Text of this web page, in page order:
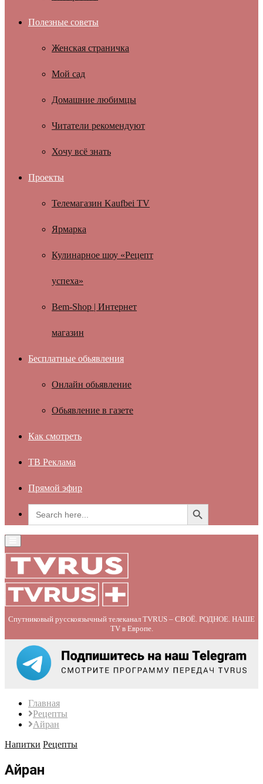
Полезные советы
Женская страничка
Мой сад
Домашние любимцы
Читатели рекомендуют
Хочу всё знать
Проекты
Телемагазин Kaufbei TV
Ярмарка
Кулинарное шоу «Рецепт
успеха»
Bem-Shop | Интернет
магазин
Бесплатные обьявления
Онлайн обьявление
Обьявление в газете
Как смотреть
ТВ Реклама
Прямой эфир
Search
for:
Search Button
Menu
Спутниковый русскоязычный телеканал TVRUS – СВОЁ. РОДНОЕ. НАШЕ
TV в Европе.
Главная
Рецепты
Айран
Напитки Рецепты
Айран